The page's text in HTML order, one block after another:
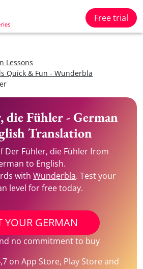
Free trial
Lessons
Quick & Fun - Wunderbla
die Fühler - German
Translation
Der Fühler, die Fühler from
to English.
with Wunderbla. Test your
level for free today.
YOUR GERMAN
no commitment to buy
on App Store, Play Store and